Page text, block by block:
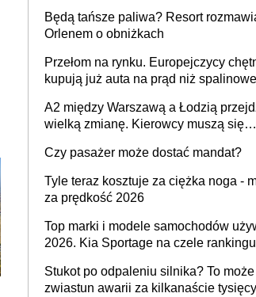
technologią producenta
Będą tańsze paliwa? Resort
Orlenem o obniżkach
Przełom na rynku. Europejczycy
kupują już auta na prąd niż spalinowe
A2 między Warszawą a Łodzią
wielką zmianę. Kierowcy muszą się
Czy pasażer może dostać mandat?
Tyle teraz kosztuje za ciężka noga -
za prędkość 2026
Top marki i modele samochodów
2026. Kia Sportage na czele rankingu
Stukot po odpaleniu silnika? To
zwiastun awarii za kilkanaście tysięcy